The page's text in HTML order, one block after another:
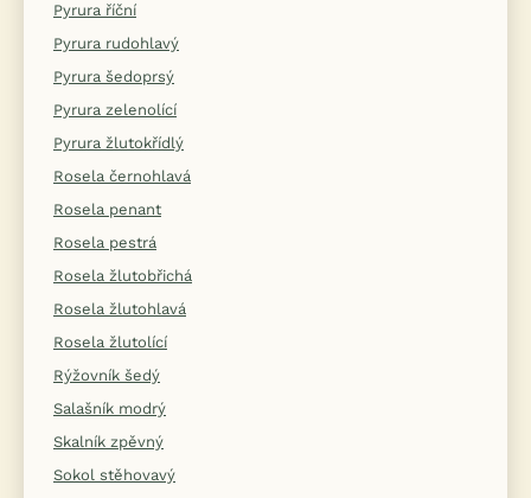
Pyrura říční
Pyrura rudohlavý
Pyrura šedoprsý
Pyrura zelenolící
Pyrura žlutokřídlý
Rosela černohlavá
Rosela penant
Rosela pestrá
Rosela žlutobřichá
Rosela žlutohlavá
Rosela žlutolící
Rýžovník šedý
Salašník modrý
Skalník zpěvný
Sokol stěhovavý